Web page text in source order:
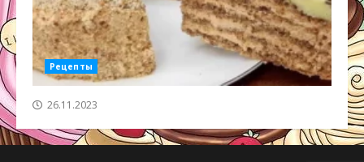
Рецепты
26.11.2023